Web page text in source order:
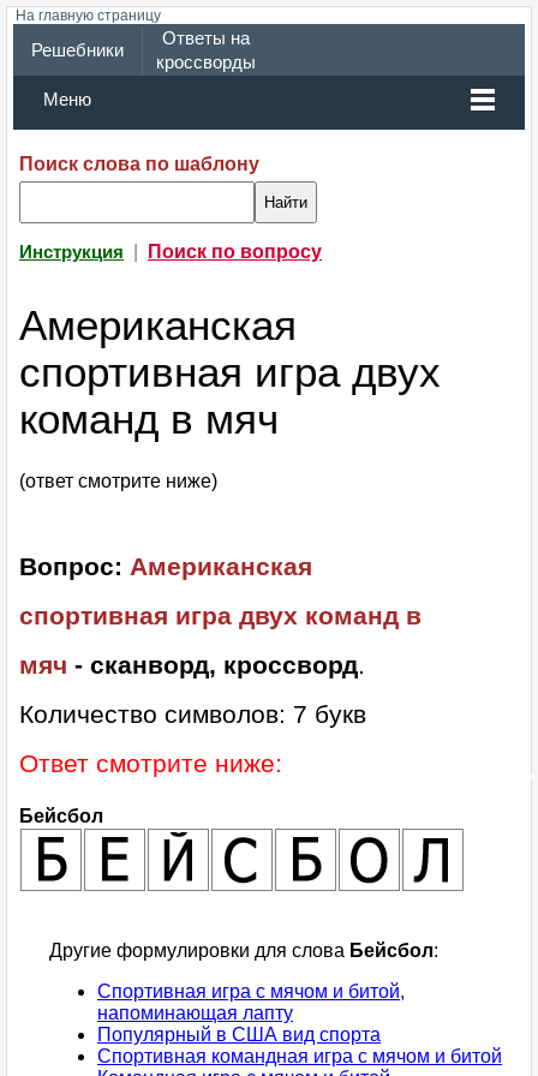
На главную страницу
Решебники
Ответы на
кроссворды
Меню
Поиск слова по шаблону
Инструкция Поиск по вопросу
Американская
спортивная игра двух
команд в мяч
(ответ смотрите ниже)
Вопрос: Американская
спортивная игра двух команд в
мяч - сканворд, кроссворд.
Количество символов: 7 букв
Ответ смотрите ниже:
Бейсбол
Другие формулировки для слова Бейсбол:
Спортивная игра с мячом и битой,
напоминающая лапту
Популярный в США вид спорта
Спортивная командная игра с мячом и битой